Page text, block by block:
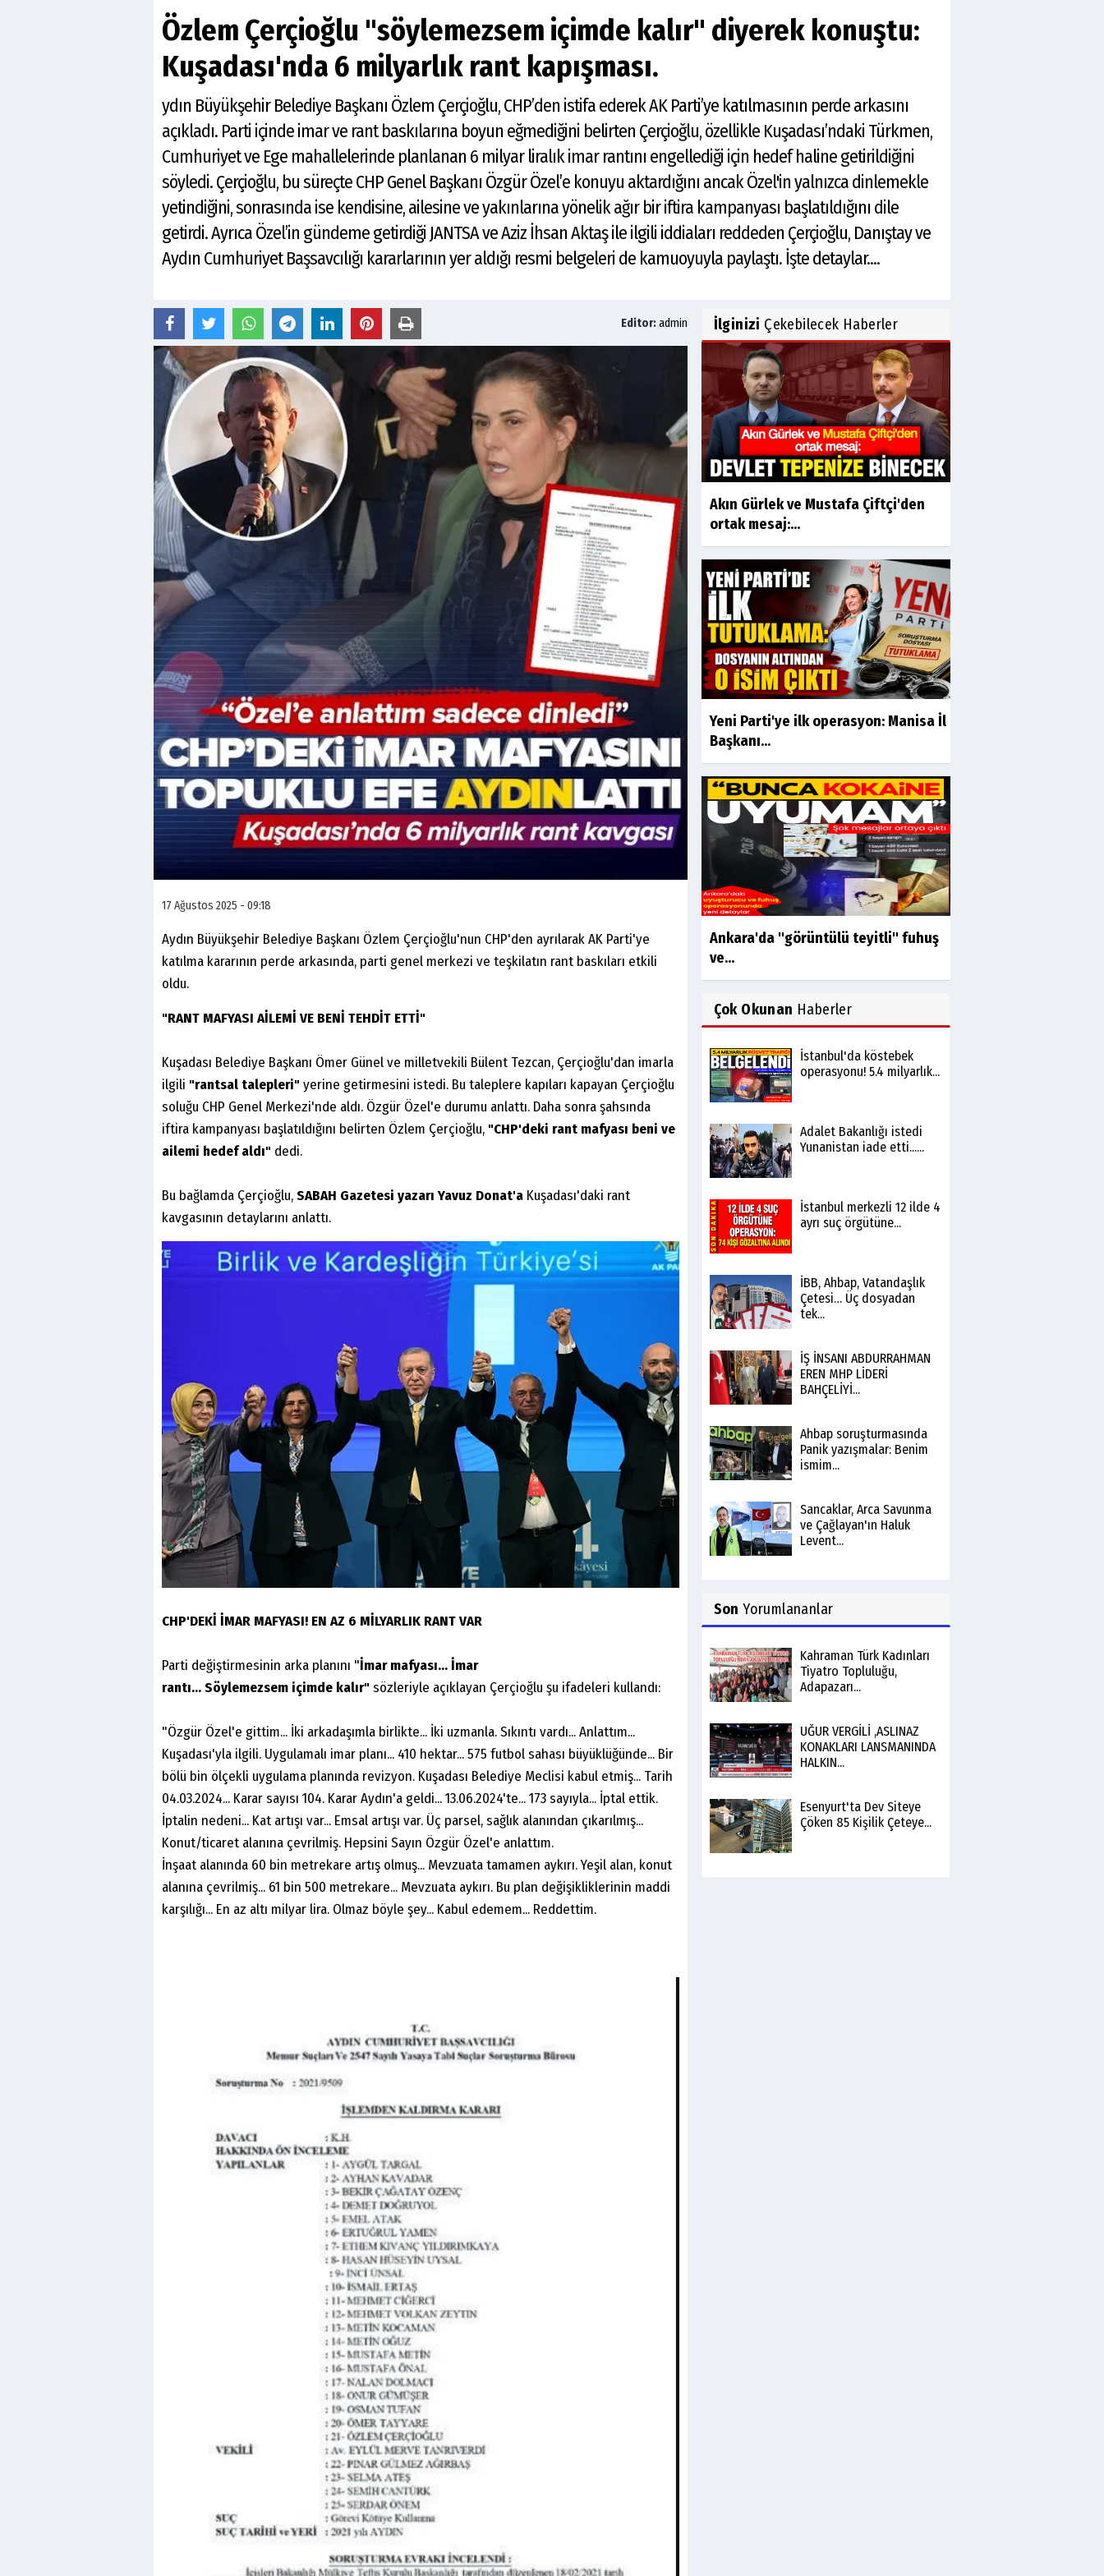
Özlem Çerçioğlu "söylemezsem içimde kalır" diyerek konuştu:
Kuşadası'nda 6 milyarlık rant kapışması.
ydın Büyükşehir Belediye Başkanı Özlem Çerçioğlu, CHP’den istifa ederek AK Parti’ye katılmasının perde arkasını
açıkladı. Parti içinde imar ve rant baskılarına boyun eğmediğini belirten Çerçioğlu, özellikle Kuşadası’ndaki Türkmen,
Cumhuriyet ve Ege mahallelerinde planlanan 6 milyar liralık imar rantını engellediği için hedef haline getirildiğini
söyledi. Çerçioğlu, bu süreçte CHP Genel Başkanı Özgür Özel’e konuyu aktardığını ancak Özel'in yalnızca dinlemekle
yetindiğini, sonrasında ise kendisine, ailesine ve yakınlarına yönelik ağır bir iftira kampanyası başlatıldığını dile
getirdi. Ayrıca Özel’in gündeme getirdiği JANTSA ve Aziz İhsan Aktaş ile ilgili iddiaları reddeden Çerçioğlu, Danıştay ve
Aydın Cumhuriyet Başsavcılığı kararlarının yer aldığı resmi belgeleri de kamuoyuyla paylaştı. İşte detaylar....
Editor:admin
17 Ağustos 2025 - 09:18
Aydın Büyükşehir Belediye Başkanı Özlem Çerçioğlu'nun CHP'den ayrılarak AK Parti'ye
katılma kararının perde arkasında, parti genel merkezi ve teşkilatın rant baskıları etkili
oldu.
"RANT MAFYASI AİLEMİ VE BENİ TEHDİT ETTİ"
Kuşadası Belediye Başkanı Ömer Günel ve milletvekili Bülent Tezcan, Çerçioğlu'dan imarla
ilgili "rantsal talepleri" yerine getirmesini istedi. Bu taleplere kapıları kapayan Çerçioğlu
soluğu CHP Genel Merkezi'nde aldı. Özgür Özel'e durumu anlattı. Daha sonra şahsında
iftira kampanyası başlatıldığını belirten Özlem Çerçioğlu, "CHP'deki rant mafyası beni ve
ailemi hedef aldı" dedi.
Bu bağlamda Çerçioğlu,SABAH Gazetesi yazarı Yavuz Donat'a Kuşadası'daki rant
kavgasının detaylarını anlattı.
CHP'DEKİ İMAR MAFYASI! EN AZ 6 MİLYARLIK RANT VAR
Parti değiştirmesinin arka planını "İmar mafyası... İmar
rantı...Söylemezsem içimde kalır" sözleriyle açıklayan Çerçioğlu şu ifadeleri kullandı:
"Özgür Özel'e gittim... İki arkadaşımla birlikte... İki uzmanla. Sıkıntı vardı... Anlattım...
Kuşadası'yla ilgili. Uygulamalı imar planı... 410 hektar... 575 futbol sahası büyüklüğünde... Bir
bölü bin ölçekli uygulama planında revizyon. Kuşadası Belediye Meclisi kabul etmiş... Tarih
04.03.2024... Karar sayısı 104. Karar Aydın'a geldi... 13.06.2024'te... 173 sayıyla... İptal ettik.
İptalin nedeni... Kat artışı var... Emsal artışı var. Üç parsel, sağlık alanından çıkarılmış...
Konut/ticaret alanına çevrilmiş. Hepsini Sayın Özgür Özel'e anlattım.
İnşaat alanında 60 bin metrekare artış olmuş... Mevzuata tamamen aykırı. Yeşil alan, konut
alanına çevrilmiş... 61 bin 500 metrekare... Mevzuata aykırı. Bu plan değişikliklerinin maddi
karşılığı... En az altı milyar lira. Olmaz böyle şey... Kabul edemem... Reddettim.
İlginizi Çekebilecek Haberler
Akın Gürlek ve Mustafa Çiftçi'den
ortak mesaj:...
Yeni Parti'ye ilk operasyon: Manisa İl
Başkanı...
Ankara'da "görüntülü teyitli" fuhuş
ve...
Çok Okunan Haberler
İstanbul'da köstebek
operasyonu! 5.4 milyarlık...
Adalet Bakanlığı istedi
Yunanistan iade etti......
İstanbul merkezli 12 ilde 4
ayrı suç örgütüne...
İBB, Ahbap, Vatandaşlık
Çetesi… Üç dosyadan
tek...
İŞ İNSANI ABDURRAHMAN
EREN MHP LİDERİ
BAHÇELİYİ...
Ahbap soruşturmasında
Panik yazışmalar: Benim
ismim...
Sancaklar, Arca Savunma
ve Çağlayan'ın Haluk
Levent...
Son Yorumlananlar
Kahraman Türk Kadınları
Tiyatro Topluluğu,
Adapazarı...
UĞUR VERGİLİ ,ASLINAZ
KONAKLARI LANSMANINDA
HALKIN...
Esenyurt'ta Dev Siteye
Çöken 85 Kişilik Çeteye...